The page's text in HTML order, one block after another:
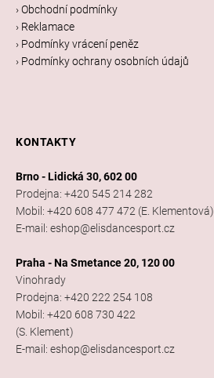
› Obchodní podmínky
› Reklamace
› Podmínky vrácení peněz
› Podmínky ochrany osobních údajů
KONTAKTY
Brno - Lidická 30, 602 00
Prodejna: +420 545 214 282
Mobil: +420 608 477 472 (E. Klementová)
E-mail: eshop@elisdancesport.cz
Praha - Na Smetance 20, 120 00
Vinohrady
Prodejna: +420 222 254 108
Mobil: +420 608 730 422
(S. Klement)
E-mail: eshop@elisdancesport.cz